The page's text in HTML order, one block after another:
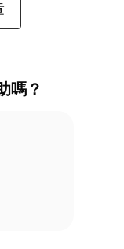
嗎？